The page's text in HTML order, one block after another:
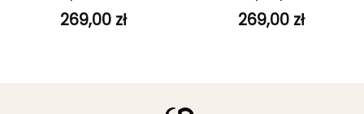
269,00 zł 269,00 zł